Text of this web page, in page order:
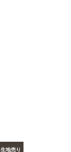
生地売り